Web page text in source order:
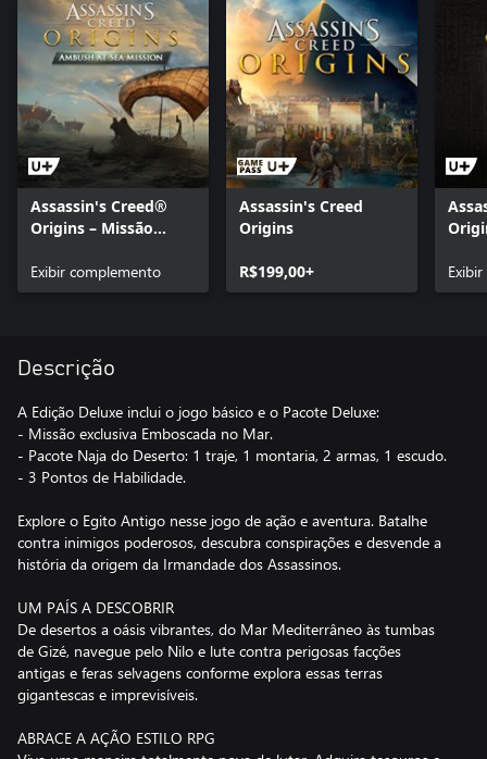
Assassin's Creed®
Origins – Missão
Exibir complemento
Assassin's Creed
Origins
R$199,00+
Descrição
A Edição Deluxe inclui o jogo básico e o Pacote Deluxe:
- Missão exclusiva Emboscada no Mar.
- Pacote Naja do Deserto: 1 traje, 1 montaria, 2 armas, 1 escudo.
- 3 Pontos de Habilidade.
Explore o Egito Antigo nesse jogo de ação e aventura. Batalhe
contra inimigos poderosos, descubra conspirações e desvende a
história da origem da Irmandade dos Assassinos.
UM PAÍS A DESCOBRIR
De desertos a oásis vibrantes, do Mar Mediterrâneo às tumbas
de Gizé, navegue pelo Nilo e lute contra perigosas facções
antigas e feras selvagens conforme explora essas terras
gigantescas e imprevisíveis.
ABRACE A AÇÃO ESTILO RPG